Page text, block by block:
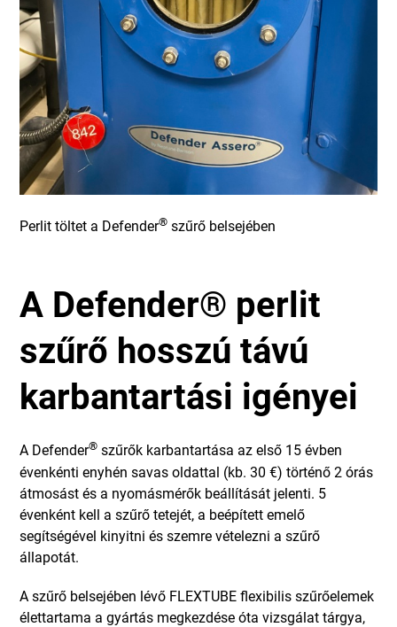
Perlit töltet a Defender® szűrő belsejében
A Defender® perlit
szűrő hosszú távú
karbantartási igényei
A Defender® szűrők karbantartása az első 15 évben
évenkénti enyhén savas oldattal (kb. 30 €) történő 2 órás
átmosást és a nyomásmérők beállítását jelenti. 5
évenként kell a szűrő tetejét, a beépített emelő
segítségével kinyitni és szemre vételezni a szűrő
állapotát.
A szűrő belsejében lévő FLEXTUBE flexibilis szűrőelemek
élettartama a gyártás megkezdése óta vizsgálat tárgya,